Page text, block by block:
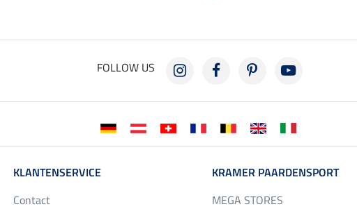
FOLLOW US
KLANTENSERVICE
Contact
KRAMER PAARDENSPORT
MEGA STORES